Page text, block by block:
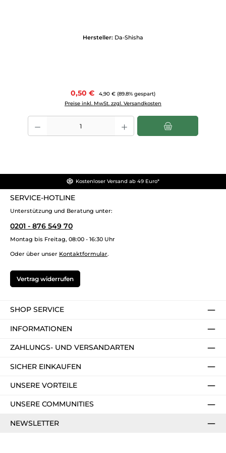
Hersteller: Da-Shisha
Verkaufspreis:
0,50 € Regulärer Preis:
4,90 € (89.8% gespart)
Preise inkl. MwSt. zzgl. Versandkosten
Produkt Anzahl: Gib den gewünschten Wert ein oder benutze die
Kostenloser Versand ab 49 Euro*
SERVICE-HOTLINE
Unterstützung und Beratung unter:
0201 - 876 549 70
Montag bis Freitag, 08:00 - 16:30 Uhr
Oder über unser Kontaktformular.
Vertrag widerrufen
SHOP SERVICE
INFORMATIONEN
ZAHLUNGS- UND VERSANDARTEN
SICHER EINKAUFEN
UNSERE VORTEILE
UNSERE COMMUNITIES
NEWSLETTER